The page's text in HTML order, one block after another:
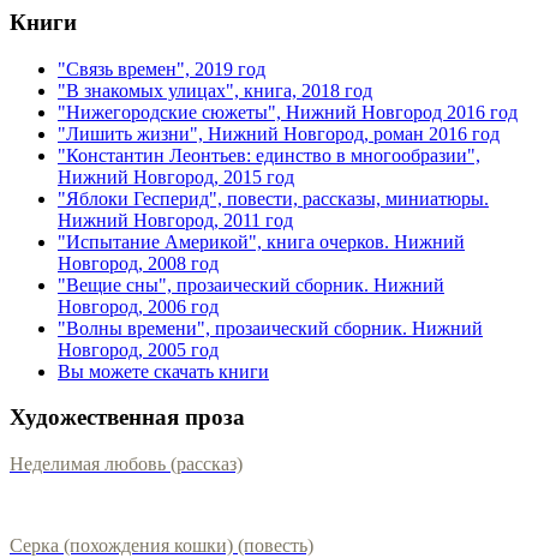
Книги
"Связь времен", 2019 год
"В знакомых улицах", книга, 2018 год
"Нижегородские сюжеты", Нижний Новгород 2016 год
"Лишить жизни", Нижний Новгород, роман 2016 год
"Константин Леонтьев: единство в многообразии",
Нижний Новгород, 2015 год
"Яблоки Гесперид", повести, рассказы, миниатюры.
Нижний Новгород, 2011 год
"Испытание Америкой", книга очерков. Нижний
Новгород, 2008 год
"Вещие сны", прозаический сборник. Нижний
Новгород, 2006 год
"Волны времени", прозаический сборник. Нижний
Новгород, 2005 год
Вы можете скачать книги
Художественная проза
Неделимая любовь (рассказ)
Серка (похождения кошки) (повесть)